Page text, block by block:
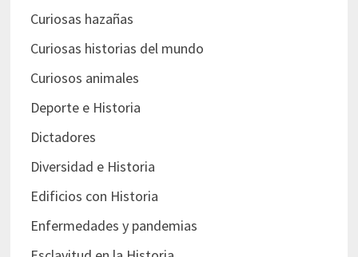
Curiosas hazañas
Curiosas historias del mundo
Curiosos animales
Deporte e Historia
Dictadores
Diversidad e Historia
Edificios con Historia
Enfermedades y pandemias